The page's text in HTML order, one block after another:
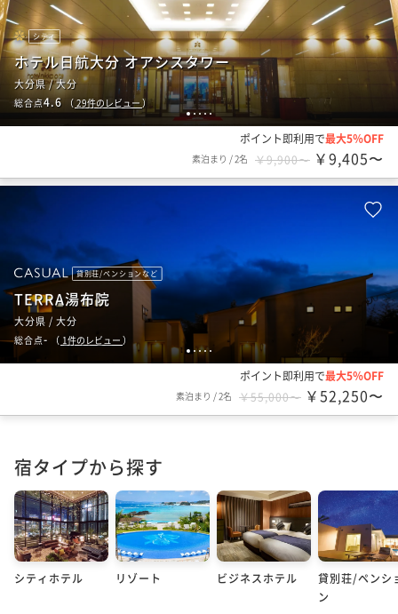
12345
シティ
ホテル日航大分 オアシスタワー
大分県 / 大分
総合点4.6 （ 29件のレビュー）
ポイント即利用で最大5％OFF
素泊まり /2名 ￥9,900〜 ￥9,405〜
1 234 5
貸別荘/ペンションなど
TERRA湯布院
大分県 / 大分
総合点- （ 1件のレビュー ）
ポイント即利用で最大5％OFF
素泊まり /2名 ￥55,000〜 ￥52,250〜
宿タイプから探す
シティホテル リゾート ビジネスホテル
貸別荘/ペンシ
ン